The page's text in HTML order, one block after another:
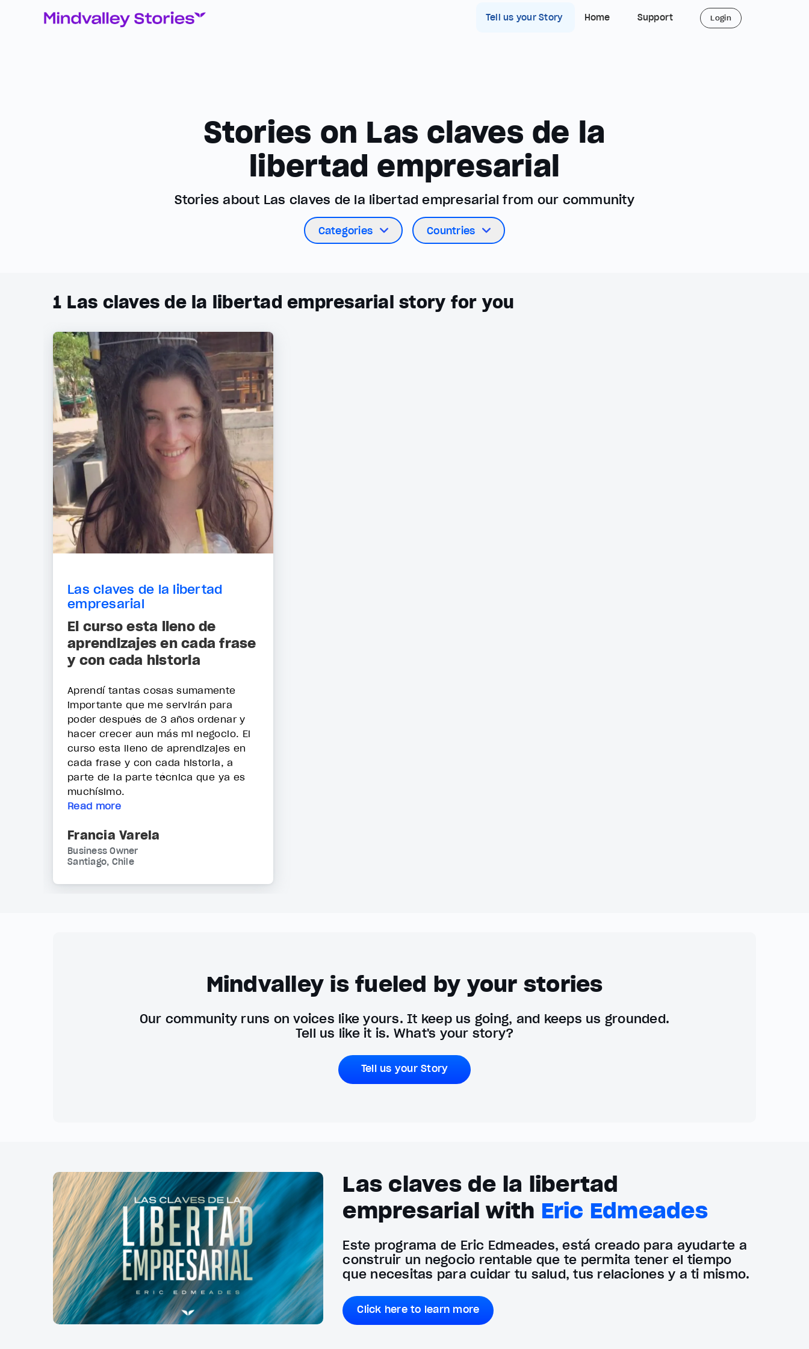
Tell us your Story Home Support Login
Stories on Las claves de la
libertad empresarial
Stories about Las claves de la libertad empresarial from our community
Categories Countries
1 Las claves de la libertad empresarial story for you
Las claves de la libertad
empresarial
El curso esta lleno de
aprendizajes en cada frase
y con cada historia
Aprendí tantas cosas sumamente
importante que me servirán para
poder después de 3 años ordenar y
hacer crecer aun más mi negocio. El
curso esta lleno de aprendizajes en
cada frase y con cada historia, a
parte de la parte técnica que ya es
muchísimo.
Read more
Francia Varela
Business Owner
Santiago, Chile
Mindvalley is fueled by your stories
Our community runs on voices like yours. It keep us going, and keeps us grounded.
Tell us like it is. What's your story?
Tell us your Story
Las claves de la libertad
empresarial with Eric Edmeades
Este programa de Eric Edmeades, está creado para ayudarte a
construir un negocio rentable que te permita tener el tiempo
que necesitas para cuidar tu salud, tus relaciones y a ti mismo.
Click here to learn more